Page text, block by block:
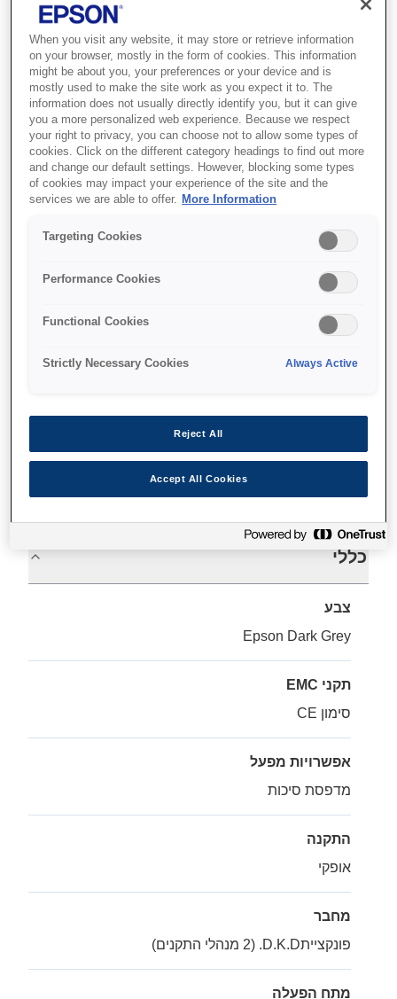
(081): Serial, w/o PS,
EDG, SJIC8(K), MICR
Enjoy fast, smooth operation in
retail or banking with this
advanced multi-function inkjet
printer.
Fast receipts
Single insertion cheque printing
Find support
מפרטים
כללי
צבע
Epson Dark Grey
תקני EMC
סימון CE
אפשרויות מפעל
מדפסת סיכות
התקנה
אופקי
מחבר
פונקצייתD.K.D. (2 מנהלי התקנים)
מתח הפעלה
When you visit any website, it may store or retrieve information
on your browser, mostly in the form of cookies. This information
might be about you, your preferences or your device and is
mostly used to make the site work as you expect it to. The
information does not usually directly identify you, but it can give
you a more personalized web experience. Because we respect
your right to privacy, you can choose not to allow some types of
cookies. Click on the different category headings to find out more
and change our default settings. However, blocking some types
of cookies may impact your experience of the site and the
services we are able to offer.
More Information
Targeting Cookies
Performance Cookies
Functional Cookies
Strictly Necessary Cookies Always Active
Reject All
Accept All Cookies